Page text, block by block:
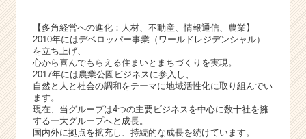
【多角経営への進化：人材、不動産、情報通信、農業】
2010年にはデベロッパー事業（ワールドレジデンシャル）
を立ち上げ、
心から喜んでもらえる住まいとまちづくりを実現。
2017年には農業公園ビジネスに参入し、
自然と人と社会の調和をテーマに地域活性化に取り組んでい
ます。
現在、当グループは4つの主要ビジネスを中心に数十社を擁
する一大グループへと成長。
国内外に拠点を拡充し、持続的な成長を続けています。